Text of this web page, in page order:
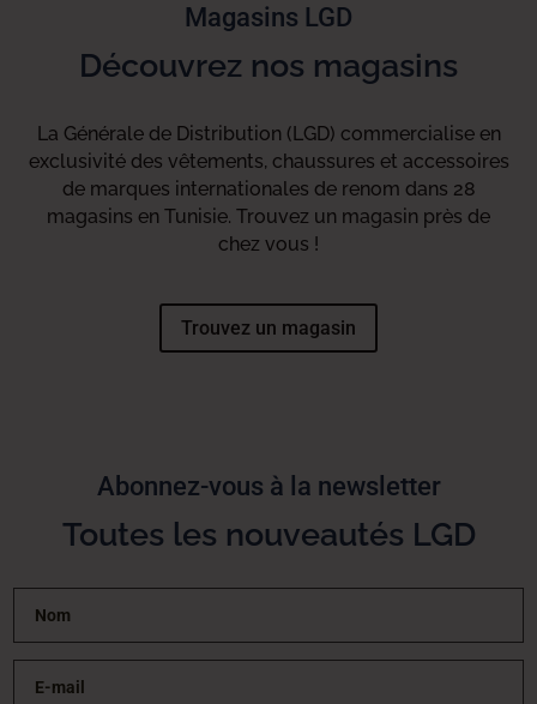
Magasins LGD
Découvrez nos magasins
La Générale de Distribution (LGD) commercialise en
exclusivité des vêtements, chaussures et accessoires
de marques internationales de renom dans 28
magasins en Tunisie. Trouvez un magasin près de
chez vous !
Trouvez un magasin
Abonnez-vous à la newsletter
Toutes les nouveautés LGD